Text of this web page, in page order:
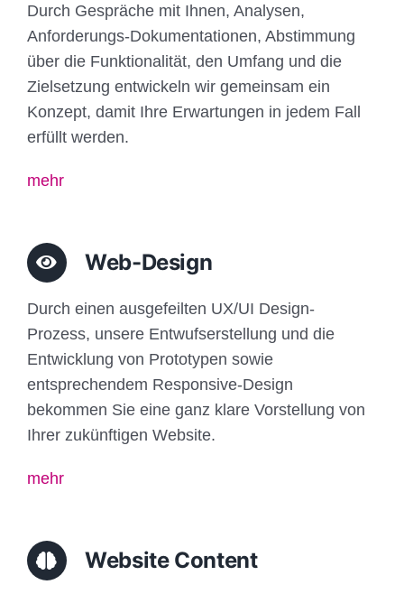
Durch Gespräche mit Ihnen, Analysen,
Anforderungs-Dokumentationen, Abstimmung
über die Funktionalität, den Umfang und die
Zielsetzung entwickeln wir gemeinsam ein
Konzept, damit Ihre Erwartungen in jedem Fall
erfüllt werden.
mehr
Web-Design
Durch einen ausgefeilten UX/UI Design-
Prozess, unsere Entwufserstellung und die
Entwicklung von Prototypen sowie
entsprechendem Responsive-Design
bekommen Sie eine ganz klare Vorstellung von
Ihrer zukünftigen Website.
mehr
Website Content